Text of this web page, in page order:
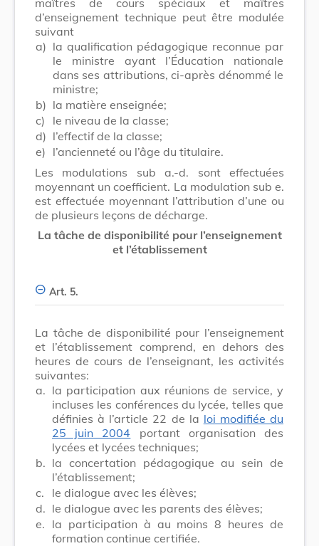
d’enseignement technique peut être modulée
suivant
a) la qualification pédagogique reconnue par
le ministre ayant l’Éducation nationale
dans ses attributions, ci-après dénommé le
ministre;
b) la matière enseignée;
c)
le niveau de la classe;
d) l’effectif de la classe;
e) l’ancienneté ou l’âge du titulaire.
Les modulations sub a.-d. sont effectuées
moyennant un coefficient. La modulation sub e.
est effectuée moyennant l’attribution d’une ou
de plusieurs leçons de décharge.
La tâche de disponibilité pour l’enseignement
et l’établissement
Art. 5.
La tâche de disponibilité pour l’enseignement
et l’établissement comprend, en dehors des
heures de cours de l’enseignant, les activités
suivantes:
a. la participation aux réunions de service, y
incluses les conférences du lycée, telles que
définies à l’article 22 de la loi modifiée du
25 juin 2004 portant organisation des
lycées et lycées techniques;
b. la concertation pédagogique au sein de
l’établissement;
c.
le dialogue avec les élèves;
d. le dialogue avec les parents des élèves;
e. la participation à au moins 8 heures de
formation continue certifiée.